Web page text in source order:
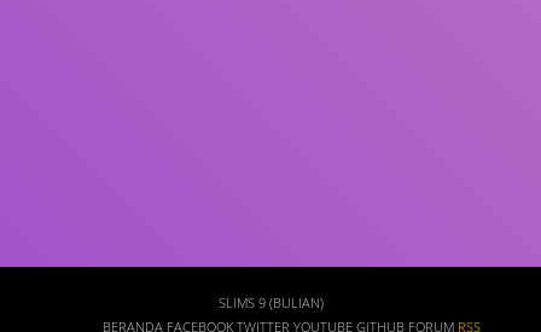
SLIMS 9 (BULIAN)
BERANDA FACEBOOK TWITTER YOUTUBE GITHUB FORUM RSS